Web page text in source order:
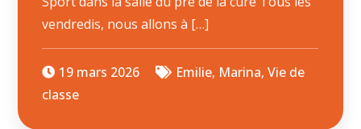
vendredis, nous allons à […]
19 mars 2026 Emilie, Marina,Vie de
classe